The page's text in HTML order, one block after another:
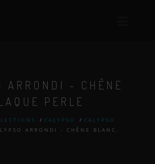
ARRONDI - CHÊNE
PERLE
/ CALYPSO / CALYPSO
ARRONDI - CHÊNE BLANC,